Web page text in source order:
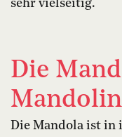
sehr vielseitig.
Die
Die Mandola ist in